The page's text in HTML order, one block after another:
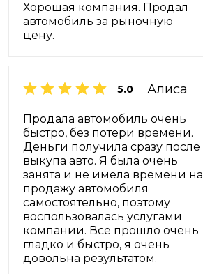
Хорошая компания. Продал
автомобиль за рыночную
цену.
5.0 Алиса
Продала автомобиль очень
быстро, без потери времени.
Деньги получила сразу после
выкупа авто. Я была очень
занята и не имела времени на
продажу автомобиля
самостоятельно, поэтому
воспользовалась услугами
компании. Все прошло очень
гладко и быстро, я очень
довольна результатом.